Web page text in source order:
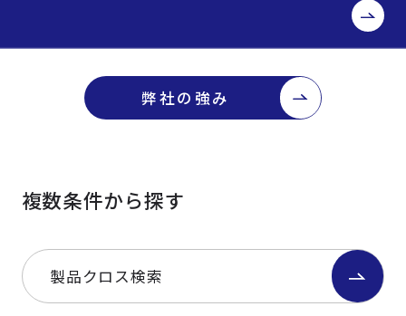
弊社の強み
複数条件から探す
製品クロス検索